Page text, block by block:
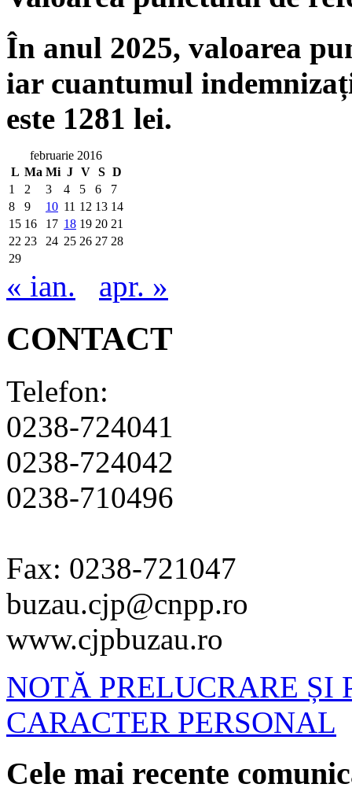
În anul 2025, valoarea
iar cuantumul
este 1281 lei.
februarie 2016
L Ma Mi J V S D
1
2 3 4 5 6
7
8
9 10 11 12 13 14
15 16 17 18 19 20 21
22 23 24 25 26 27 28
29
« ian. apr. »
CONTACT
Telefon:
0238-724041
0238-724042
0238-710496
Fax: 0238-721047
buzau.cjp@cnpp.ro
www.cjpbuzau.ro
NOTĂ PRELUCRARE ȘI
CARACTER PERSONAL
Cele mai recente